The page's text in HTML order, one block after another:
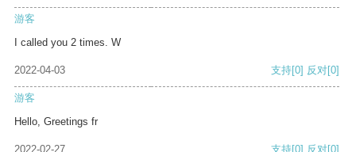
游客
I called you 2 times. W
2022-04-03 支持[0] 反对[0]
游客
Hello, Greetings fr
2022-02-27 支持[0] 反对[0]